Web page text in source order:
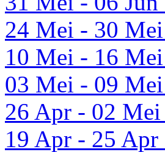
24 Mei - 30
10 Mei - 16
03 Mei - 09
26 Apr - 02 Mei
19 Apr - 25 Apr